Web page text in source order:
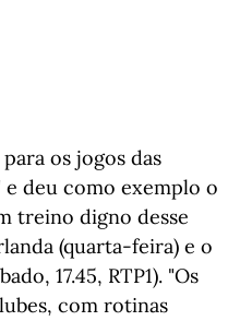
os jogos das
e deu como exemplo o
treino digno desse
(quarta-feira) e o
17.45, RTP1). "Os
com rotinas